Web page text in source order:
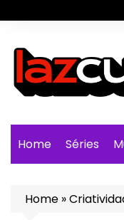
para
conteúdo
Home Séries
Home »